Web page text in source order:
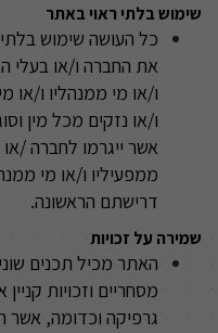
שימוש בלתי ראוי באתר
כל העושה שימוש
את החברה ו/או בעלי
ו/או מי ממנהליו ו/או
ו/או נזקים מכל מין
אשר ייגרמו לחברה /
ממפעיליו ו/או מי
דרישתם הראשונה.
שמירה על זכויות
האתר מכיל תכנים
מסחריים וזכויות
גרפיקה וכדומה,